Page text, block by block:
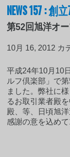
NEWS 157 : 創
第52回旭洋オ
10月 16, 2012 カ
平成24年10月10
ルフ倶楽部」で
ました。弊社に
るお取引業者殿
殿、等、日頃旭
感謝の意を込め